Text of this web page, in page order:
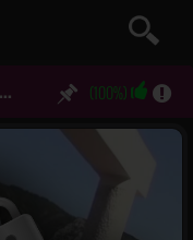
MUTIG! PUBLIK A**l AUF DER HOTEL TERRASSE (100%)